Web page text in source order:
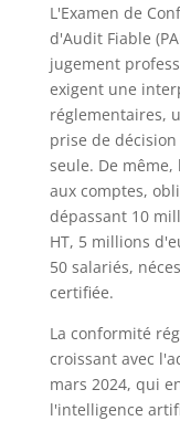
L'Examen de
d'Audit Fiable
jugement
exigent une
réglementaires,
prise de
seule. De
aux comptes,
dépassant 10
HT, 5 millions
50 salariés,
certifiée.
La conformité
croissant avec
mars 2024, qui
l'intelligence